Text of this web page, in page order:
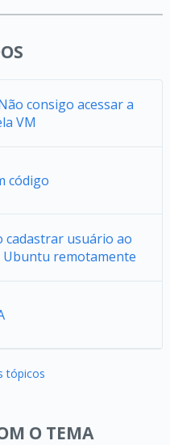
consigo acessar a
VM
código
cadastrar usuário ao
Ubuntu remotamente
tópicos
O TEMA